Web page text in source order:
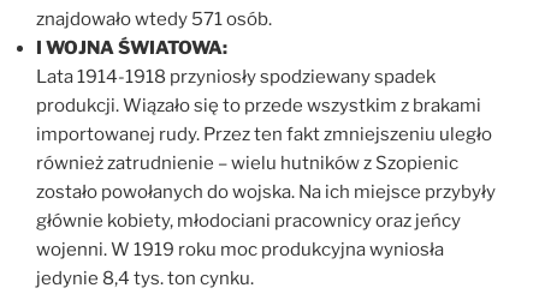
znajdowało wtedy 571 osób.
I WOJNA ŚWIATOWA:
Lata 1914-1918 przyniosły spodziewany spadek
produkcji. Wiązało się to przede wszystkim z brakami
importowanej rudy. Przez ten fakt zmniejszeniu uległo
również zatrudnienie – wielu hutników z Szopienic
zostało powołanych do wojska. Na ich miejsce przybyły
głównie kobiety, młodociani pracownicy oraz jeńcy
wojenni. W 1919 roku moc produkcyjna wyniosła
jedynie 8,4 tys. ton cynku.